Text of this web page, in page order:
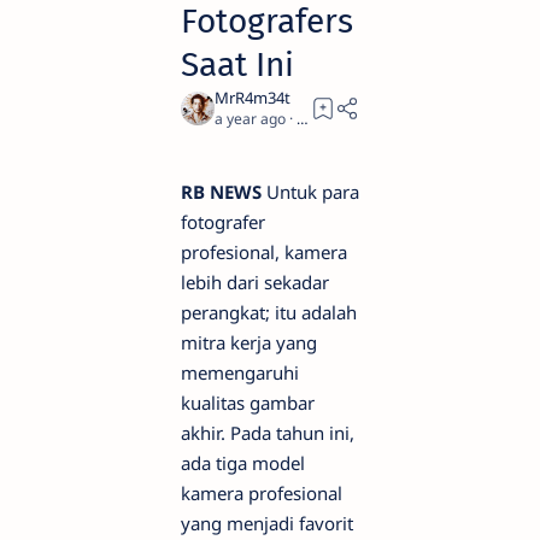
Fotografers
Saat Ini
a year ago 2
RB NEWS Untuk para
fotografer
profesional, kamera
lebih dari sekadar
perangkat; itu adalah
mitra kerja yang
memengaruhi
kualitas gambar
akhir. Pada tahun ini,
ada tiga model
kamera profesional
yang menjadi favorit